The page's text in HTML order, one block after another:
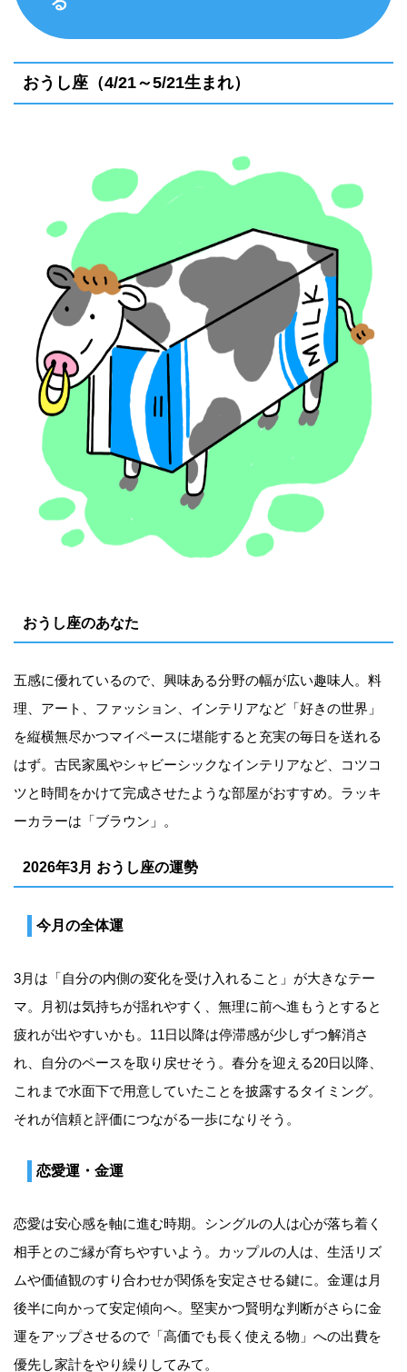
おうし座（4/21～5/21生まれ）
おうし座のあなた
五感に優れているので、興味ある分野の幅が広い趣味人。料
理、アート、ファッション、インテリアなど「好きの世界」
を縦横無尽かつマイペースに堪能すると充実の毎日を送れる
はず。古民家風やシャビーシックなインテリアなど、コツコ
ツと時間をかけて完成させたような部屋がおすすめ。ラッキ
ーカラーは「ブラウン」。
2026年3月 おうし座の運勢
今月の全体運
3月は「自分の内側の変化を受け入れること」が大きなテー
マ。月初は気持ちが揺れやすく、無理に前へ進もうとすると
疲れが出やすいかも。11日以降は停滞感が少しずつ解消さ
れ、自分のペースを取り戻せそう。春分を迎える20日以降、
これまで水面下で用意していたことを披露するタイミング。
それが信頼と評価につながる一歩になりそう。
恋愛運・金運
恋愛は安心感を軸に進む時期。シングルの人は心が落ち着く
相手とのご縁が育ちやすいよう。カップルの人は、生活リズ
ムや価値観のすり合わせが関係を安定させる鍵に。金運は月
後半に向かって安定傾向へ。堅実かつ賢明な判断がさらに金
運をアップさせるので「高価でも長く使える物」への出費を
優先し家計をやり繰りしてみて。